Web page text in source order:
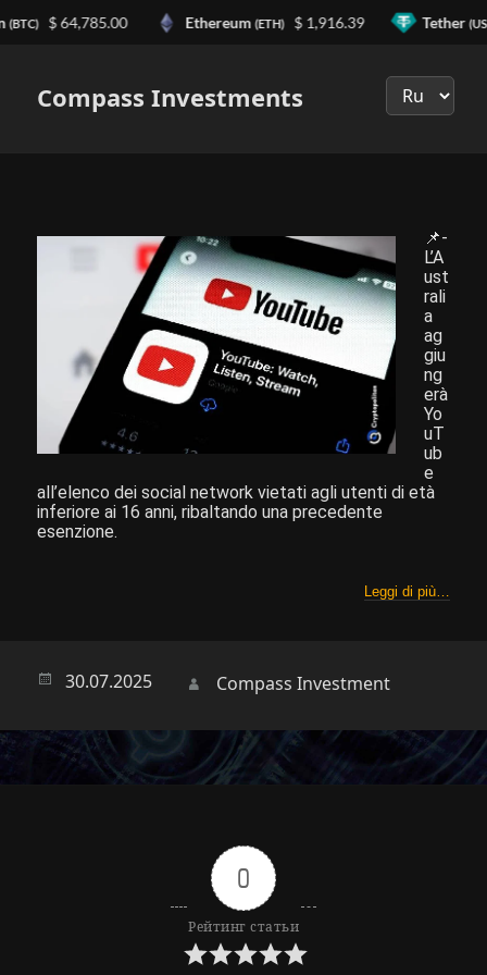
Compass Investments
📌-
L’A
ust
rali
a
ag
giu
ng
erà
Yo
uT
ub
e
all’elenco dei social network vietati agli utenti di età
inferiore ai 16 anni, ribaltando una precedente
esenzione.
Leggi di più…
30.07.2025 Автор
Compass Investment
0
Рейтинг статьи
(BTC) $ 64,785.00 Ethereum (ETH) $ 1,916.39 Tether